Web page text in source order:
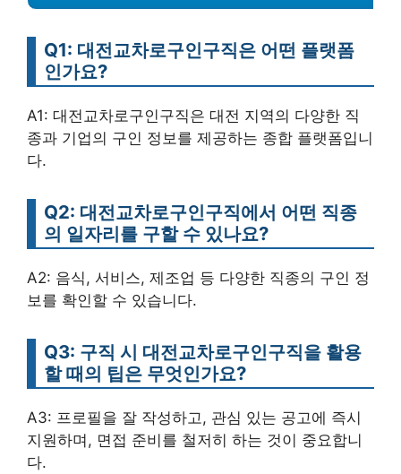
Q1: 대전교차로구인구직은 어떤 플랫폼
인가요?
A1: 대전교차로구인구직은 대전 지역의 다양한 직
종과 기업의 구인 정보를 제공하는 종합 플랫폼입니
다.
Q2: 대전교차로구인구직에서 어떤 직종
의 일자리를 구할 수 있나요?
A2: 음식, 서비스, 제조업 등 다양한 직종의 구인 정
보를 확인할 수 있습니다.
Q3: 구직 시 대전교차로구인구직을 활용
할 때의 팁은 무엇인가요?
A3: 프로필을 잘 작성하고, 관심 있는 공고에 즉시
지원하며, 면접 준비를 철저히 하는 것이 중요합니
다.